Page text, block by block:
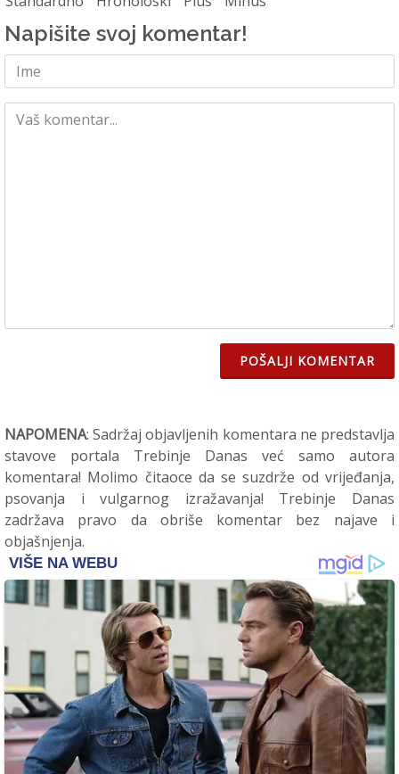
Napišite svoj komentar!
POŠALJI KOMENTAR
NAPOMENA: Sadržaj objavljenih komentara ne predstavlja
stavove portala Trebinje Danas već samo autora
komentara! Molimo čitaoce da se suzdrže od vrijeđanja,
psovanja i vulgarnog izražavanja! Trebinje Danas
zadržava pravo da obriše komentar bez najave i
objašnjenja.